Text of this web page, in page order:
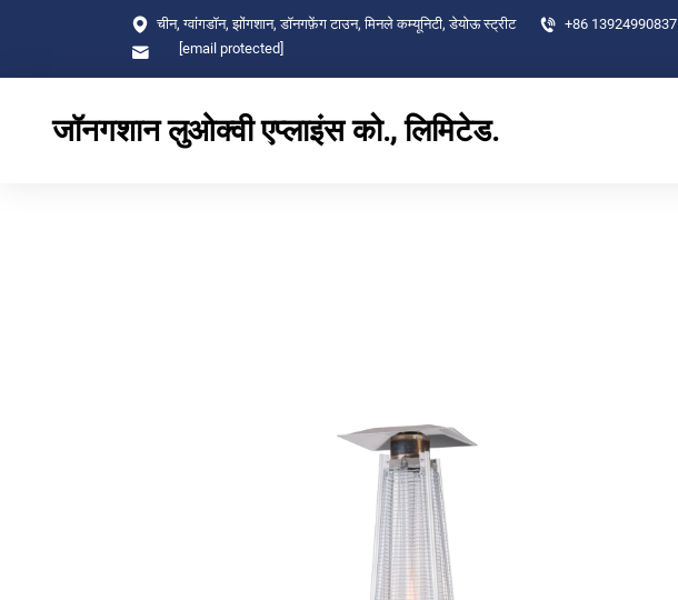
चीन, ग्वांगडॉन, झोंगशान, डॉनगफ़ेंग टाउन, मिनले कम्यूनिटी, डेयोऊ स्ट्रीट
+86 13924990837
[email protected]
जॉनगशान लुओक्वी एप्लाइंस को., लिमिटेड.